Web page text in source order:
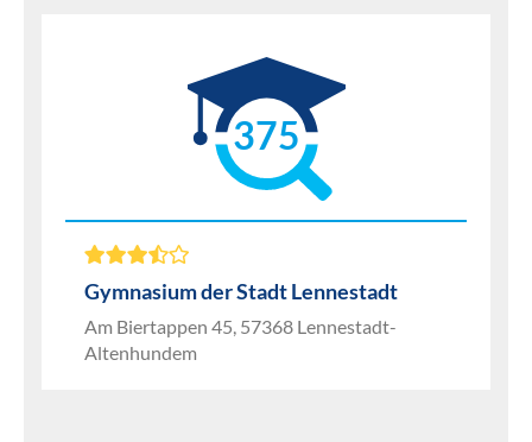
375
Gymnasium der Stadt Lennestadt
Am Biertappen 45, 57368 Lennestadt-
Altenhundem